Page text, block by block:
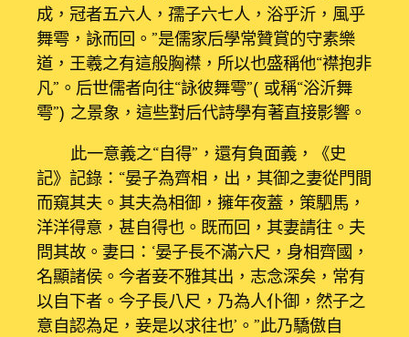
成，冠者五六人，孺子六七人，浴乎沂，風乎
舞雩，詠而回。”是儒家后學常贊賞的守素樂
道，王羲之有這般胸襟，所以也盛稱他“襟抱非
凡”。后世儒者向往“詠彼舞雩”（或稱“浴沂舞
雩”）之景象，這些對后代詩學有著直接影響。
此一意義之“自得”，還有負面義，《史
記》記錄：“晏子為齊相，出，其御之妻從門間
而窺其夫。其夫為相御，擁年夜蓋，策駟馬，
洋洋得意，甚自得也。既而回，其妻請往。夫
問其故。妻曰：‘晏子長不滿六尺，身相齊國，
名顯諸侯。今者妾不雅其出，志念深矣，常有
以自下者。今子長八尺，乃為人仆御，然子之
意自認為足，妾是以求往也’。”此乃驕傲自